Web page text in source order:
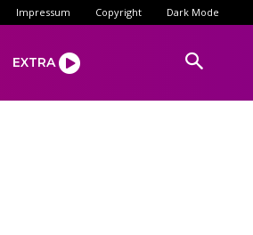
Impressum Copyright Dark Mode
EXTRA